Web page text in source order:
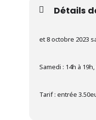
Détails
et 8 octobre 2023
Samedi : 14h à
Tarif : entrée